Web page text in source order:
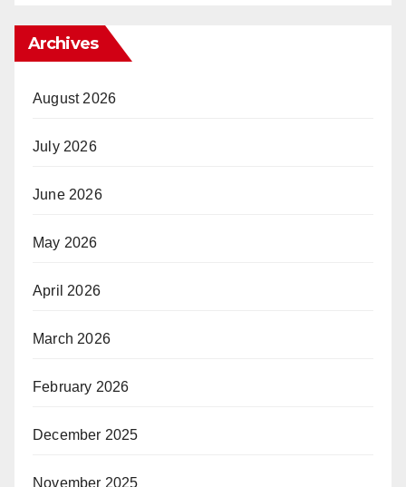
Archives
August 2026
July 2026
June 2026
May 2026
April 2026
March 2026
February 2026
December 2025
November 2025